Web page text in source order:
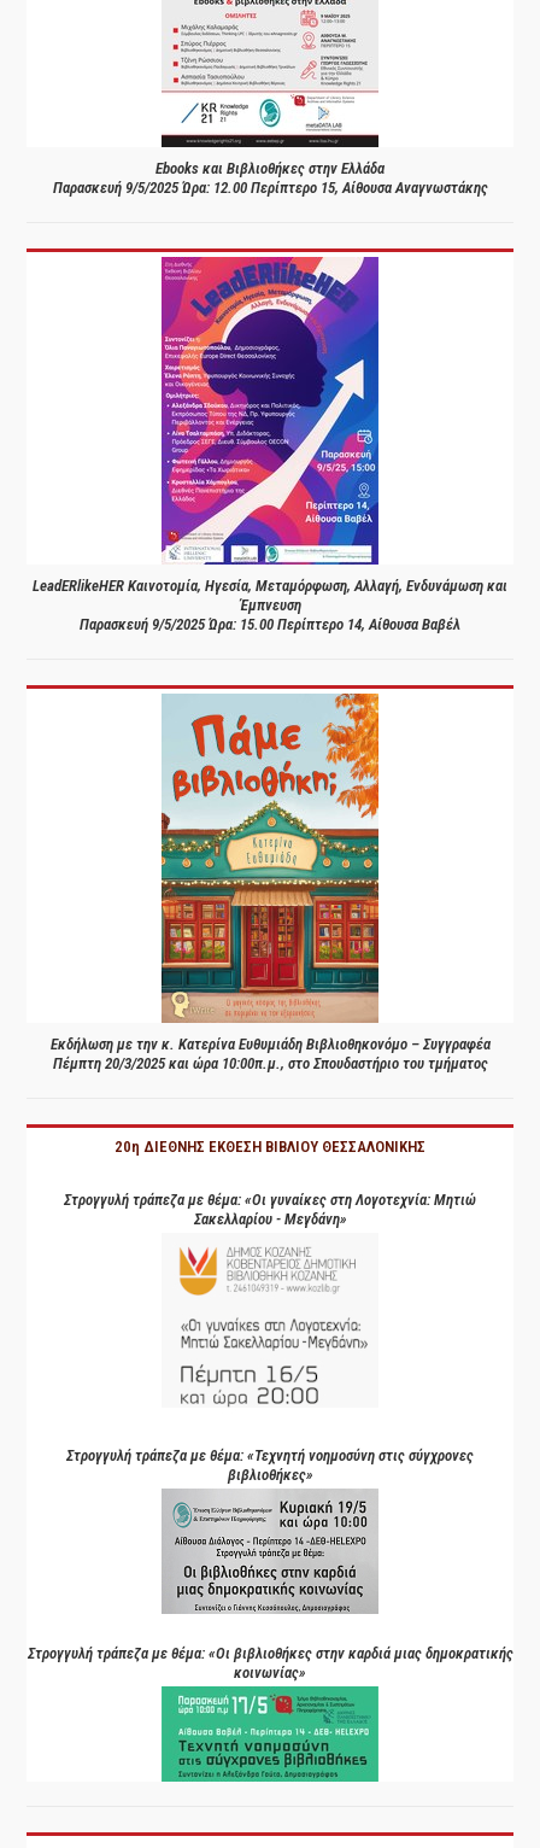
Ebooks και Βιβλιοθήκες στην Ελλάδα
Παρασκευή 9/5/2025 Ώρα: 12.00 Περίπτερο 15, Αίθουσα Αναγνωστάκης
LeadERlikeHER Καινοτομία, Ηγεσία, Μεταμόρφωση, Αλλαγή, Ενδυνάμωση και
Έμπνευση
Παρασκευή 9/5/2025 Ώρα: 15.00 Περίπτερο 14, Αίθουσα Βαβέλ
Εκδήλωση με την κ. Κατερίνα Ευθυμιάδη Βιβλιοθηκονόμο – Συγγραφέα
Πέμπτη 20/3/2025 και ώρα 10:00π.μ., στο Σπουδαστήριο του τμήματος
20η ΔΙΕΘΝΗΣ ΕΚΘΕΣΗ ΒΙΒΛΙΟΥ ΘΕΣΣΑΛΟΝΙΚΗΣ
Στρογγυλή τράπεζα με θέμα: «Οι γυναίκες στη Λογοτεχνία: Μητιώ
Σακελλαρίου - Μεγδάνη»
Στρογγυλή τράπεζα με θέμα: «Τεχνητή νοημοσύνη στις σύγχρονες
βιβλιοθήκες»
Στρογγυλή τράπεζα με θέμα: «Οι βιβλιοθήκες στην καρδιά μιας δημοκρατικής
κοινωνίας»